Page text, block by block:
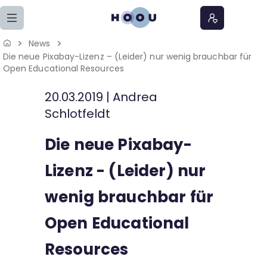
Zum Seiteninhalt springen
Home
Podcasts
Meine Lernangebote
Veranstaltungen
Über uns
News
Die neue Pixabay-Lizenz – (Leider) nur wenig brauchbar für
Open Educational Resources
20.03.2019 | Andrea
Schlotfeldt
Die neue Pixabay-
Lizenz - (Leider) nur
wenig brauchbar für
Open Educational
Resources